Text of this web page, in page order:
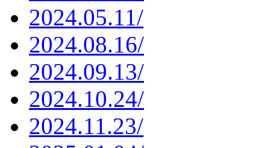
2024.05.11/
2024.08.16/
2024.09.13/
2024.10.24/
2024.11.23/